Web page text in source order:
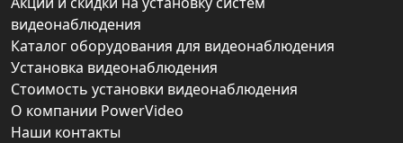
видеонаблюдения
Каталог оборудования для видеонаблюдения
Установка видеонаблюдения
Стоимость установки видеонаблюдения
О компании PowerVideo
Наши контакты